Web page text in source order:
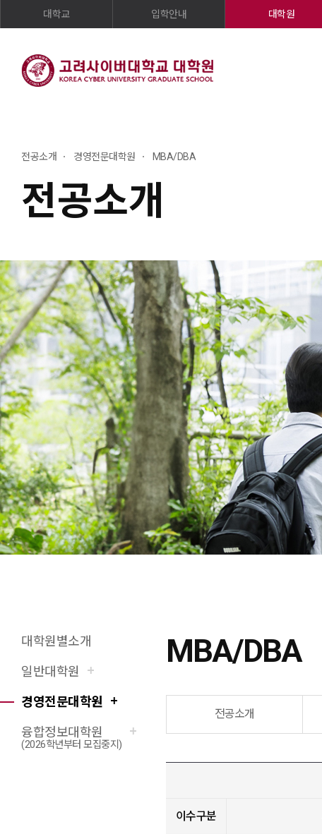
대학교 입학안내 대학원
전공소개
전공소개 경영전문대학원 MBA/DBA
대학원별소개
일반대학원
경영전문대학원
융합정보대학원
(2026학년부터 모집중지)
MBA/DBA
X(트위터)페이스북네이버블로그
전공소개
이수구분